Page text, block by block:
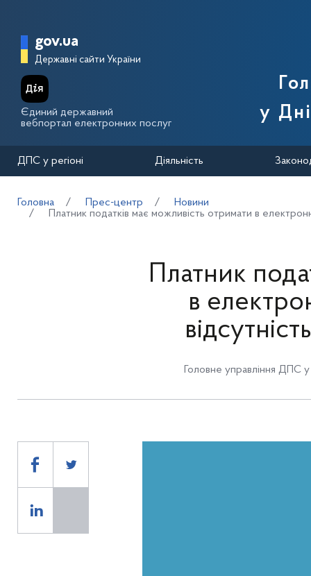
Головна сторінка Державної
gov.ua
Державні сайти України
Єдиний державний
вебпортал електронних послуг
у
ДПС у регіоні Діяльність
Головна Прес-центр
Новини
Платник податків має можливість отримати в
Платник
в
Головне управління ДПС